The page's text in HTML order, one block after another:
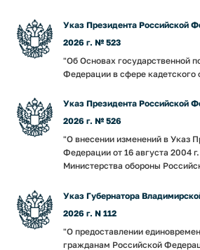
Указ Президента Российской
2026 г. № 523
"Об Основах государственной
Федерации в сфере кадетского
Указ Президента Российской
2026 г. № 526
"О внесении изменений в Указ
Федерации от 16 августа 2004
Министерства обороны
Указ Губернатора
2026 г. N 112
"О предоставлении
гражданам Российской